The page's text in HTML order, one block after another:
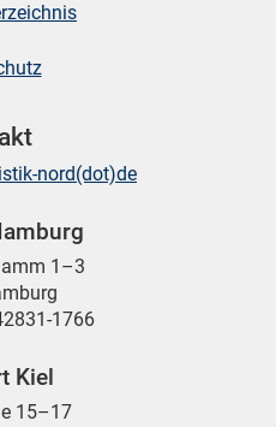
nord(dot)de
1–3
1766
Kiel
15–17